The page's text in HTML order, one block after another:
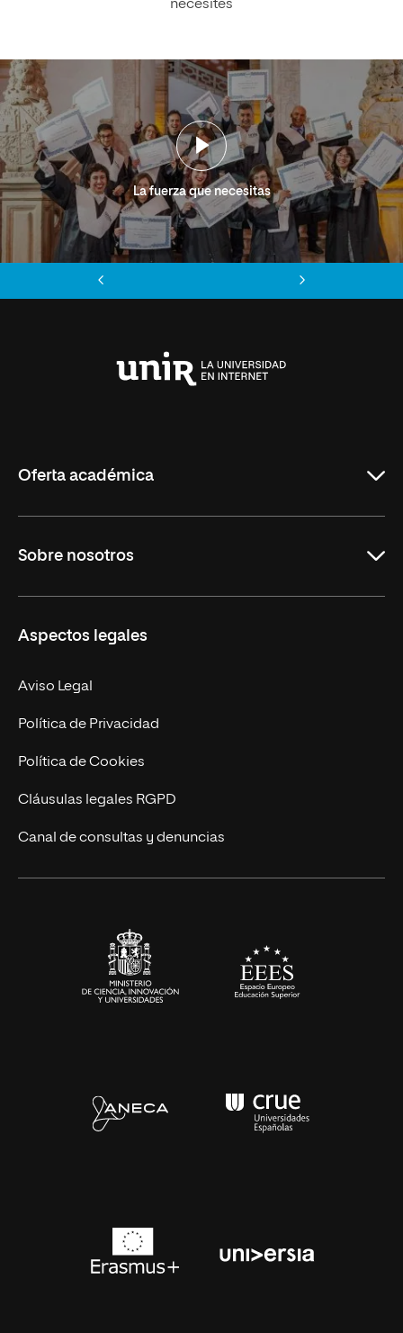
necesites
La fuerza que necesitas
Oferta académica
Másteres Oficiales
Másteres Propios
Doctorados
Experto Universitario
Postgrados
Cursos Universitarios
Sobre nosotros
Facultades
Nuestro Equipo
Trabaja en UNIR
Actualidad
UNIR Revista
Eventos
Aspectos legales
Aviso Legal
Política de Privacidad
Política de Cookies
Cláusulas legales RGPD
Canal de consultas y denuncias